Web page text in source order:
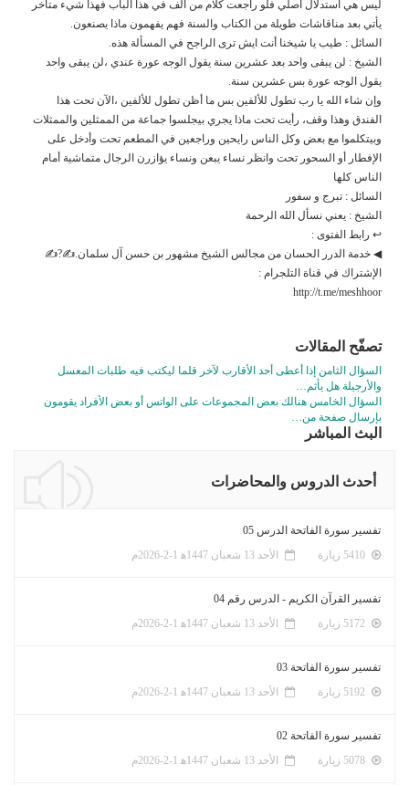
ليس هي استدلال أصلي فلو راجعت كلام من ألف في هذا الباب فهذا شيء متأخر
يأتي بعد مناقاشات طويلة من الكتاب والسنة فهم يفهمون ماذا يصنعون.
السائل : طيب يا شيخنا أنت ايش ترى الراجح في المسألة هذه.
الشيخ : لن يبقى واحد بعد عشرين سنة يقول الوجه عورة عندي ،لن يبقى واحد
يقول الوجه عورة بس عشرين سنة.
وإن شاء الله يا رب تطول للألفين بس ما أظن تطول للألفين ،الآن تحت هذا
الفندق وهذا وقف، رأيت تحت ماذا يجري بيجلسوا جماعة من الممثلين والممثلات
وبيتكلموا مع بعض وكل الناس رايحين وراجعين في المطعم تحت وأدخل على
الإفطار أو السحور تحت وانظر نساء يبعن ونساء يؤازرن الرجال متماشية أمام
الناس كلها
السائل : تبرج و سفور
الشيخ : يعني نسأل الله الرحمة
↩ رابط الفتوى :
◀ خدمة الدرر الحسان من مجالس الشيخ مشهور بن حسن آل سلمان.✍?✍
الإشتراك في قناة التلجرام :
http://t.me/meshhoor
تصفّح المقالات
السؤال الثامن إذا أعطى أحد الأقارب لآخر قلما ليكتب فيه طلبات المعسل
والأرجيلة هل يأثم…
السؤال الخامس هنالك بعض المجموعات على الواتس أو بعض الأفراد يقومون
بإرسال صفحة من…
البث المباشر
أحدث الدروس والمحاضرات
تفسير سورة الفاتحة الدرس 05
الأحد 13 شعبان 1447ﻫ 1-2-2026م
تفسير القرآن الكريم - الدرس رقم 04
الأحد 13 شعبان 1447ﻫ 1-2-2026م
تفسير سورة الفاتحة 03
الأحد 13 شعبان 1447ﻫ 1-2-2026م
تفسير سورة الفاتحة 02
الأحد 13 شعبان 1447ﻫ 1-2-2026م